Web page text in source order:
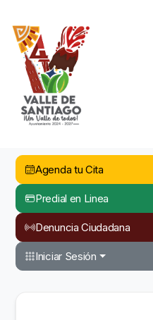
Agenda tu Cita
Predial en Linea
Denuncia Ciudadana
Iniciar Sesión